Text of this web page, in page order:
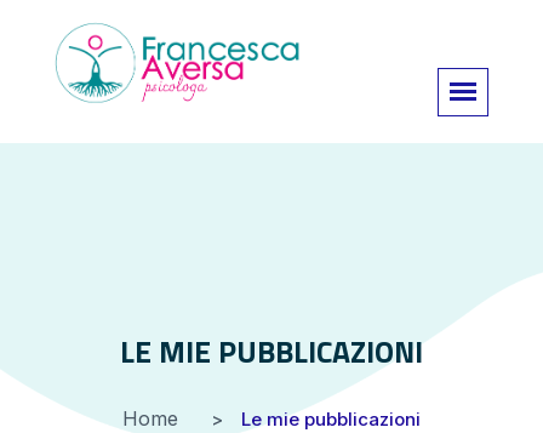
LE MIE PUBBLICAZIONI
Home Le mie pubblicazioni